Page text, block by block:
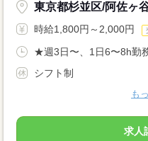
東京都杉並区/阿佐ヶ
時給1,800円～2,000円
★週3日〜、1日6〜8h勤
シフト制
も
求人